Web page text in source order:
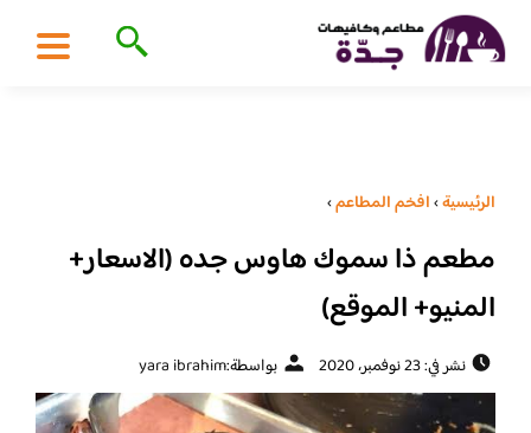
الرئيسية›افخم المطاعم›
مطعم ذا سموك هاوس جده (الاسعار+
المنيو+ الموقع)
نشر في: 23 نوفمبر، 2020 بواسطة:yara ibrahim